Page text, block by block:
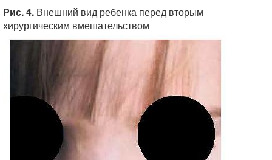
Рис. 4. Внешний вид ребенка перед вторым
хирургическим вмешательством